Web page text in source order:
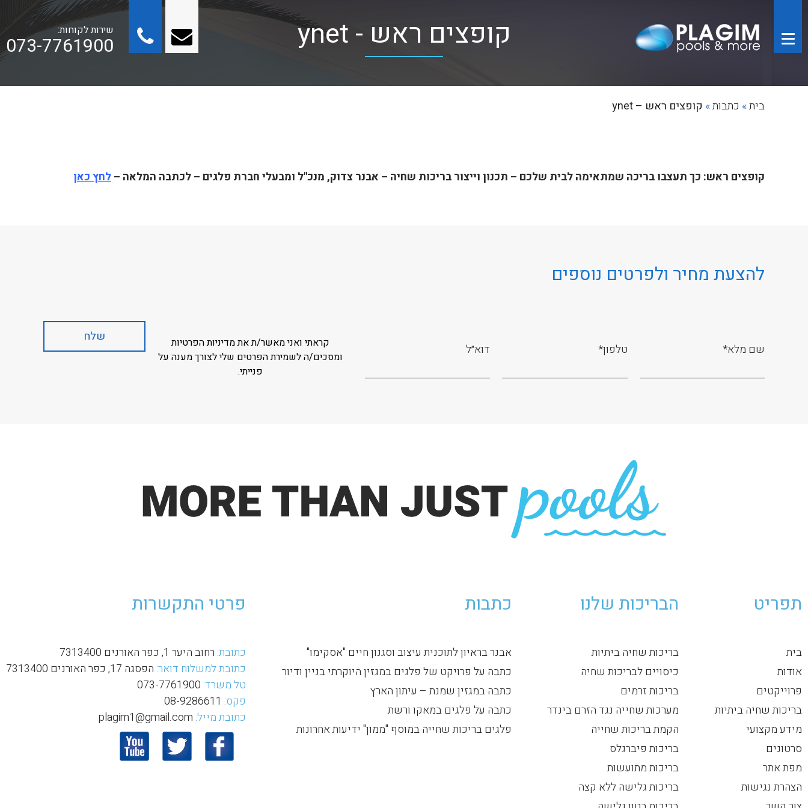
שירות לקוחות:
073-7761900 קופצים ראש - ynet
בית» כתבות» קופצים ראש – ynet
קופצים ראש: כך תעצבו בריכה שמתאימה לבית שלכם – תכנון וייצור בריכות שחיה – אבנר צדוק, מנכ"ל ומבעלי חברת פלגים – לכתבה המלאה –לחץ כאן
להצעת מחיר ולפרטים נוספים
קראתי ואני מאשר/ת את מדיניות הפרטיות
ומסכים/ה לשמירת הפרטים שלי לצורך מענה על
פנייתי.
תפריט
בית
אודות
פרוייקטים
בריכות שחיה ביתיות
מידע מקצועי
סרטונים
מפת אתר
הצהרת נגישות
הבריכות שלנו
בריכות שחיה ביתיות
כיסויים לבריכות שחיה
בריכות זרמים
מערכות שחייה נגד הזרם בינדר
הקמת בריכות שחייה
בריכות פיברגלס
בריכות מתועשות
בריכות גלישה ללא קצה
כתבות
אבנר בראיון לתוכנית עיצוב וסגנון חיים "אסקימו"
כתבה על פרויקט של פלגים במגזין היוקרתי בניין ודיור
כתבה במגזין שמנת – עיתון הארץ
כתבה על פלגים במאקו ורשת
פלגים בריכות שחייה במוסף "ממון" ידיעות אחרונות
פרטי התקשרות
כתובת: רחוב היער 1, כפר האורנים 7313400
כתובת למשלוח דואר: הפסגה 17, כפר האורנים 7313400
טל משרד: 073-7761900
פקס:
כתובת מייל: plagim1@gmail.com